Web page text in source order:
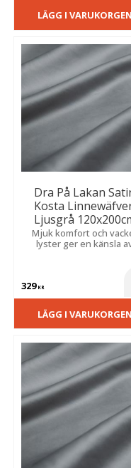
LÄGG I VARUKORGEN
Dra På Lakan
Kosta
Ljusgrå
Mjuk komfort och
lyster ger en känsla
329KR
LÄGG I VARUKORGEN